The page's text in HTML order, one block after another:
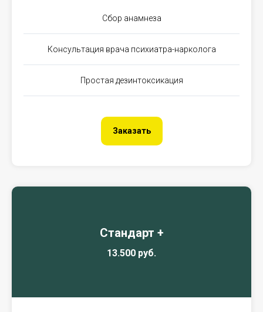
Сбор анамнеза
Консультация врача психиатра-нарколога
Простая дезинтоксикация
Заказать
Стандарт +
13.500 руб.